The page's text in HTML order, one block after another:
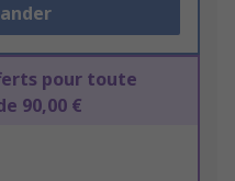
pour toute
90,00 €